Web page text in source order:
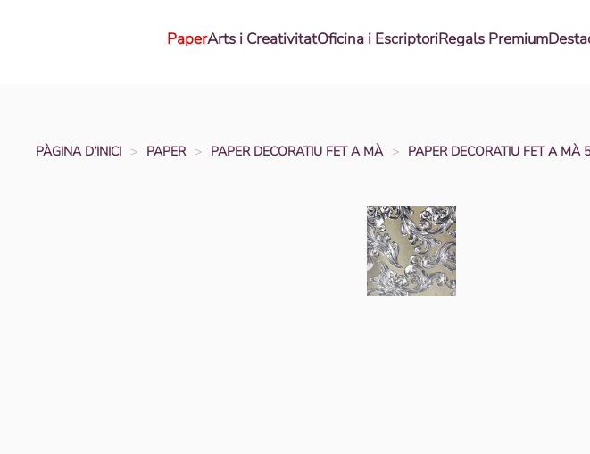
PaperArts i CreativitatOficina i EscriptoriRegals Premium
PÀGINA D’INICI PAPER PAPER DECORATIU FET A MÀ PAPER DECORATIU FET A MÀ